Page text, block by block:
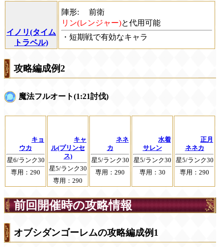
イノリ(タイム
トラベル)
陣形:
前衛
リン(レンジャー)と代用可能
・短期戦で有効なキャラ
攻略編成例2
魔法フルオート(1:21討伐)
キョ
ウカ
星6/ランク30
専用：290
キャ
ル(プリンセ
ス)
星5/ランク30
専用：290
ネネ
カ
星5/ランク30
専用：290
水着
サレン
星5/ランク30
専用：30
正月
ネネカ
星5/ランク30
専用：290
前回開催時の攻略情報
オブシダンゴーレムの攻略編成例1